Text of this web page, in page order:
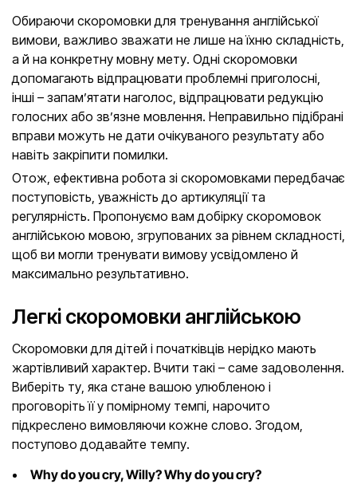
Обираючи скоромовки для тренування англійської
вимови, важливо зважати не лише на їхню складність,
а й на конкретну мовну мету. Одні скоромовки
допомагають відпрацювати проблемні приголосні,
інші – запамʼятати наголос, відпрацювати редукцію
голосних або зв’язне мовлення. Неправильно підібрані
вправи можуть не дати очікуваного результату або
навіть закріпити помилки.
Отож, ефективна робота зі скоромовками передбачає
поступовість, уважність до артикуляції та
регулярність. Пропонуємо вам добірку скоромовок
англійською мовою, згрупованих за рівнем складності,
щоб ви могли тренувати вимову усвідомлено й
максимально результативно.
Легкі скоромовки англійською
Скоромовки для дітей і початківців нерідко мають
жартівливий характер. Вчити такі – саме задоволення.
Виберіть ту, яка стане вашою улюбленою і
проговоріть її у помірному темпі, нарочито
підкреслено вимовляючи кожне слово. Згодом,
поступово додавайте темпу.
Why do you cry, Willy? Why do you cry?